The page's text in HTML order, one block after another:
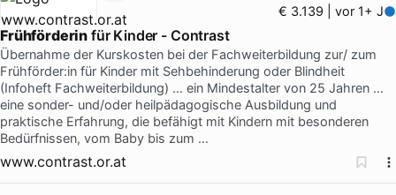
€ 3.139 | vor 1+ J
Frühförderin für Kinder - Contrast
Übernahme der Kurskosten bei der Fachweiterbildung zur/ zum
Frühförder:in für Kinder mit Sehbehinderung oder Blindheit
(Infoheft Fachweiterbildung) … ein Mindestalter von 25 Jahren ...
eine sonder- und/oder heilpädagogische Ausbildung und
praktische Erfahrung, die befähigt mit Kindern mit besonderen
Bedürfnissen, vom Baby bis zum …
www.contrast.or.at